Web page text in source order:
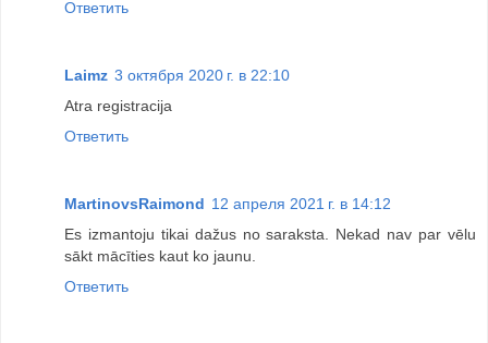
Ответить
Laimz 3 октября 2020 г. в 22:10
Atra registracija
Ответить
MartinovsRaimond 12 апреля 2021 г. в 14:12
Es izmantoju tikai dažus no saraksta. Nekad nav par vēlu
sākt mācīties kaut ko jaunu.
Ответить